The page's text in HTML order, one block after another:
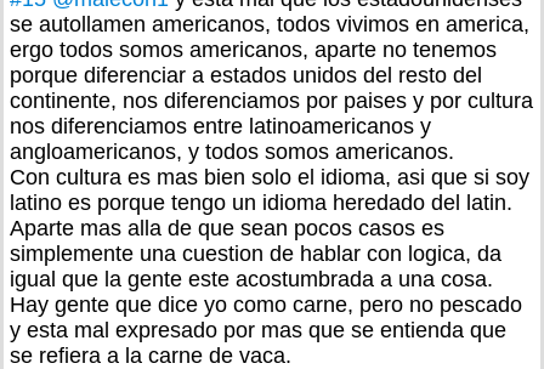
se autollamen americanos, todos vivimos en america,
ergo todos somos americanos, aparte no tenemos
porque diferenciar a estados unidos del resto del
continente, nos diferenciamos por paises y por cultura
nos diferenciamos entre latinoamericanos y
angloamericanos, y todos somos americanos.
Con cultura es mas bien solo el idioma, asi que si soy
latino es porque tengo un idioma heredado del latin.
Aparte mas alla de que sean pocos casos es
simplemente una cuestion de hablar con logica, da
igual que la gente este acostumbrada a una cosa.
Hay gente que dice yo como carne, pero no pescado
y esta mal expresado por mas que se entienda que
se refiera a la carne de vaca.